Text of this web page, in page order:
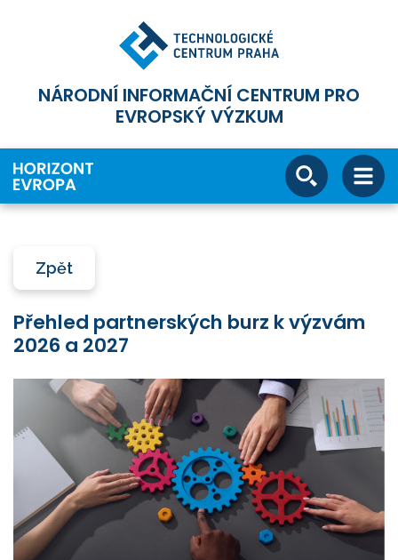
NÁRODNÍ INFORMAČNÍ CENTRUM PRO
EVROPSKÝ VÝZKUM
Zpět
Přehled partnerských burz k výzvám
2026 a 2027